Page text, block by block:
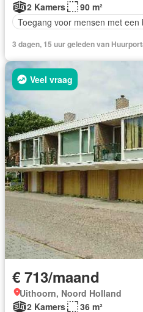
2 Kamers
90 m²
Toegang voor mensen met een
3 dagen, 15 uur geleden van
Veel vraag
€ 713/maand
Uithoorn, Noord Holland
2 Kamers
36 m²